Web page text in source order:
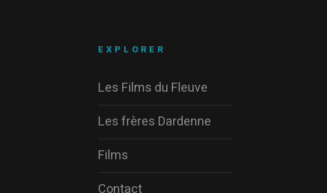
EXPLORER
Les Films du Fleuve
Les frères Dardenne
Films
Contact